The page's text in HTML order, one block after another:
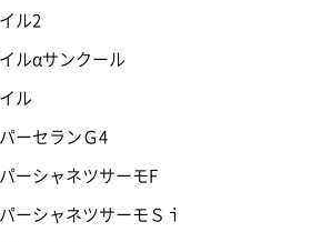
ル2
ルαサンクール
ル
ーセランＧ4
ーシャネツサーモF
ーシャネツサーモＳｉ